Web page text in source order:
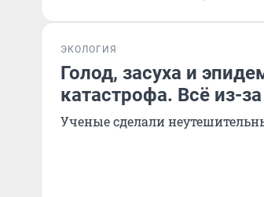
ЭКОЛОГИЯ
Голод, засуха и
катастрофа. Всё из-
Ученые сделали